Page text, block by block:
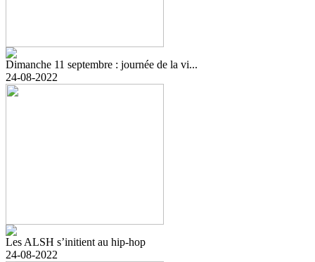
Dimanche 11 septembre : journée de la vi...
24-08-2022
Les ALSH s’initient au hip-hop
24-08-2022